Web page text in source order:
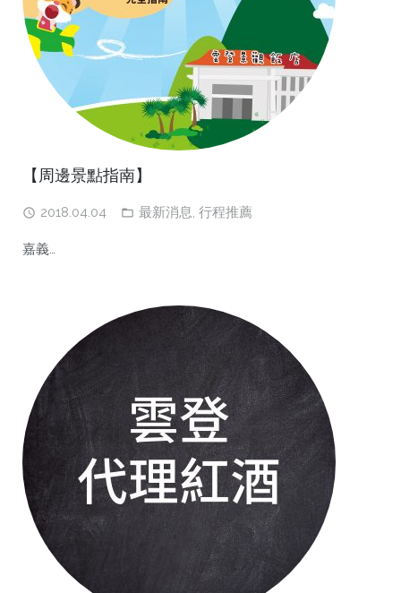
【周邊景點指南】
2018.04.04 最新消息, 行程推薦
嘉義…